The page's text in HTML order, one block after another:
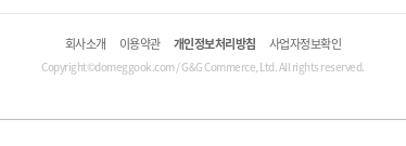
회사소개 이용약관 개인정보처리방침 사업자정보확인
Copyright©domeggook.com / G&G Commerce, Ltd. All rights reserved.